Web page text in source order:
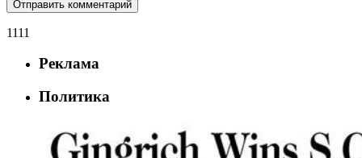
1111
Реклама
Политика